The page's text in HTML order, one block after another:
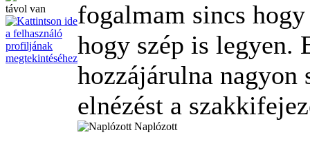
fogalmam sincs
hogy szép is legyen.
hozzájárulna nagyon
elnézést a
Naplózott